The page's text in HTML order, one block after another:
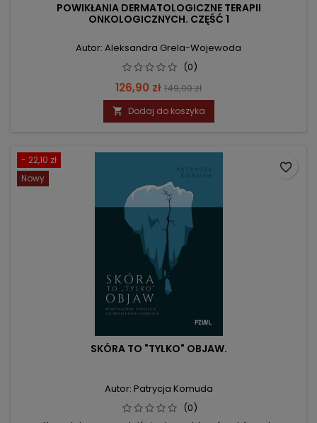
POWIKŁANIA DERMATOLOGICZNE TERAPII
ONKOLOGICZNYCH. CZĘŚĆ 1
Autor: Aleksandra Grela-Wojewoda
(0)
Cena
126,90 zł Cena
podstawowa
149,00 zł
 Dodaj do koszyka
- 22,10 zł
Nowy
SKÓRA TO "TYLKO" OBJAW.
Autor: Patrycja Komuda
(0)
favorite_border